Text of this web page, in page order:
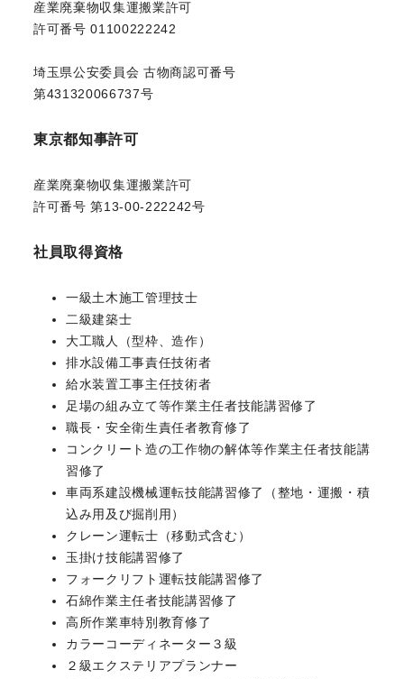
産業廃棄物収集運搬業許可
許可番号 01100222242
埼玉県公安委員会 古物商認可番号
第431320066737号
東京都知事許可
産業廃棄物収集運搬業許可
許可番号 第13-00-222242号
社員取得資格
一級土木施工管理技士
二級建築士
大工職人（型枠、造作）
排水設備工事責任技術者
給水装置工事主任技術者
足場の組み立て等作業主任者技能講習修了
職長・安全衛生責任者教育修了
コンクリート造の工作物の解体等作業主任者技能講
習修了
車両系建設機械運転技能講習修了（整地・運搬・積
込み用及び掘削用）
クレーン運転士（移動式含む）
玉掛け技能講習修了
フォークリフト運転技能講習修了
石綿作業主任者技能講習修了
高所作業車特別教育修了
カラーコーディネーター３級
２級エクステリアプランナー